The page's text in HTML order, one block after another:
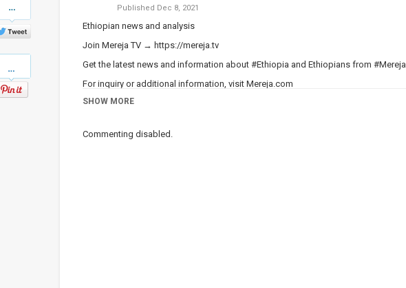
on
Twitter
Published Dec 8, 2021
Ethiopian news and analysis
Join Mereja TV → https://mereja.tv
Get the latest news and information about #Ethiopia and Ethiopians from #Mereja
For inquiry or additional information, visit Mereja.com
Mereja presents Ethiopian news, Ethiopian music, sports, arts, and entertainment
Category Ethiopian News
SHOW MORE
Commenting disabled.